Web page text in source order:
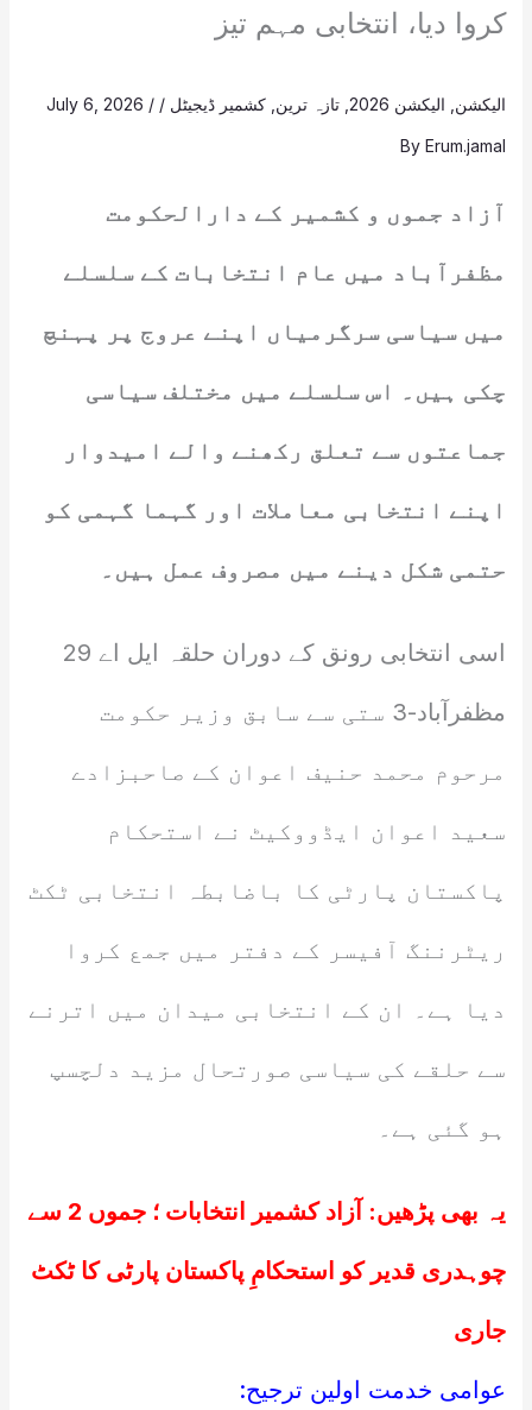
کروا دیا، انتخابی مہم تیز
الیکشن الیکشن 2026 , تازہ ترین کشمیر ڈیجیٹل /
July 6, 2026 /
ByErum.jamal
آزاد جموں و کشمیر کے دارالحکومت
مظفرآباد میں عام انتخابات کے سلسلے
میں سیاسی سرگرمیاں اپنے عروج پر پہنچ
چکی ہیں۔ اس سلسلے میں مختلف سیاسی
جماعتوں سے تعلق رکھنے والے امیدوار
اپنے انتخابی معاملات اور گہما گہمی کو
حتمی شکل دینے میں مصروف عمل ہیں۔
اسی انتخابی رونق کے دوران حلقہ ایل اے 29
مظفرآباد-3 ستی سے سابق وزیر حکومت
مرحوم محمد حنیف اعوان کے صاحبزادے
سعید اعوان ایڈووکیٹ نے استحکام
پاکستان پارٹی کا باضابطہ انتخابی ٹکٹ
ریٹرننگ آفیسر کے دفتر میں جمع کروا
دیا ہے۔ ان کے انتخابی میدان میں اترنے
سے حلقے کی سیاسی صورتحال مزید دلچسپ
ہو گئی ہے۔
یہ بھی پڑھیں: آزاد کشمیر انتخابات ؛ جموں 2 سے
چوہدری قدیر کو استحکامِ پاکستان پارٹی کا ٹکٹ
جاری
عوامی خدمت اولین ترجیح: